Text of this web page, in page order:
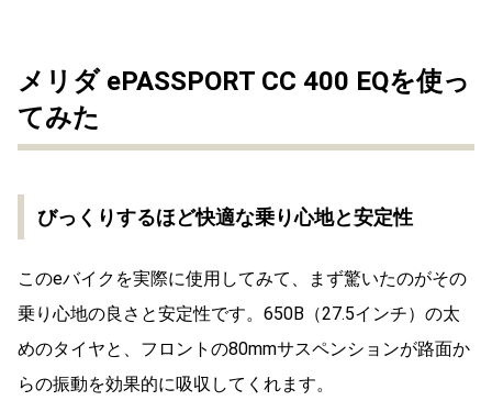
メリダ ePASSPORT CC 400 EQを使っ
てみた
びっくりするほど快適な乗り心地と安定性
このeバイクを実際に使用してみて、まず驚いたのがその
乗り心地の良さと安定性です。650B（27.5インチ）の太
めのタイヤと、フロントの80mmサスペンションが路面か
らの振動を効果的に吸収してくれます。